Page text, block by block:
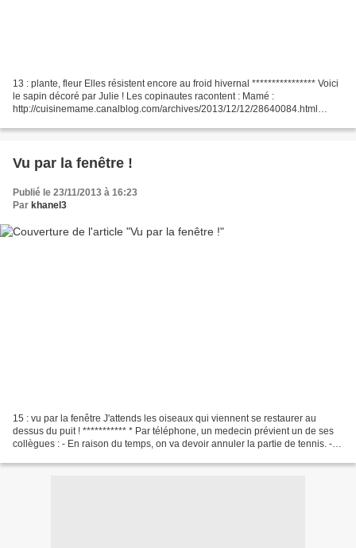
13 : plante, fleur Elles résistent encore au froid hivernal **************** Voici
le sapin décoré par Julie ! Les copinautes racontent : Mamé :
http://cuisinemame.canalblog.com/archives/2013/12/12/28640084.html
Vu par la fenêtre !
Publié le 23/11/2013 à 16:23
Par khanel3
15 : vu par la fenêtre J'attends les oiseaux qui viennent se restaurer au
dessus du puit ! *********** * Par téléphone, un medecin prévient un de ses
collègues : - En raison du temps, on va devoir annuler la partie de tennis. -